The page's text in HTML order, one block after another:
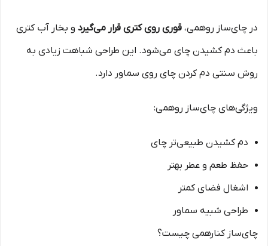
در چای‌ساز روهمی، قوری روی کتری قرار می‌گیرد و بخار آب کتری
باعث دم کشیدن چای می‌شود. این طراحی شباهت زیادی به
روش سنتی دم کردن چای روی سماور دارد.
ویژگی‌های چای‌ساز روهمی:
دم کشیدن طبیعی‌تر چای
حفظ طعم و عطر بهتر
اشغال فضای کمتر
طراحی شبیه سماور
چای‌ساز کنارهمی چیست؟